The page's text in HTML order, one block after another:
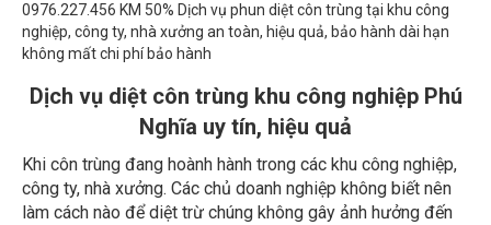
nghiệp, công ty, nhà xưởng an toàn, hiệu quả, bảo hành dài hạn
không mất chi phí bảo hành
Dịch vụ diệt côn trùng khu công nghiệp Phú
Nghĩa uy tín, hiệu quả
Khi côn trùng đang hoành hành trong các khu công nghiệp,
công ty, nhà xưởng. Các chủ doanh nghiệp không biết nên
làm cách nào để diệt trừ chúng không gây ảnh hưởng đến